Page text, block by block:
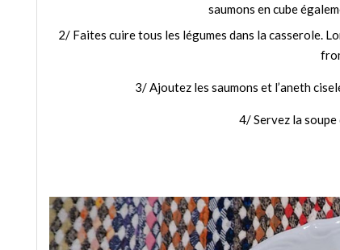
saumons en cube
2/ Faites cuire tous les légumes dans la casserole.
3/ Ajoutez les saumons et l’aneth
4/ Servez la soupe